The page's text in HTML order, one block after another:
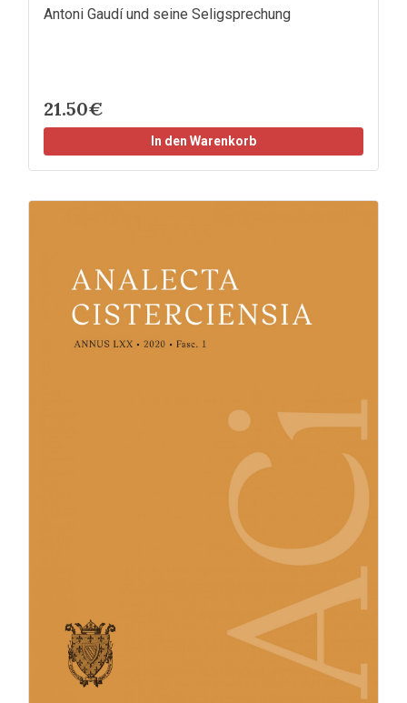
Antoni Gaudí und seine Seligsprechung
21.50€
In den Warenkorb